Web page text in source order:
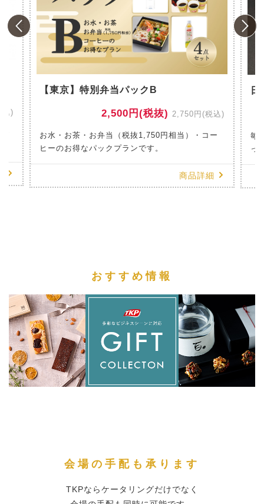
込)
【東京】特別弁当パックB
2,500円(税抜) 2,750円(税込)
お水・お茶・お弁当（税抜1,750円相当）・コー
ヒーのお得なパックプランです。
商品詳細
毎
っ
おすすめ情報
会場の手配も承ります
TKPならケータリングだけでなく